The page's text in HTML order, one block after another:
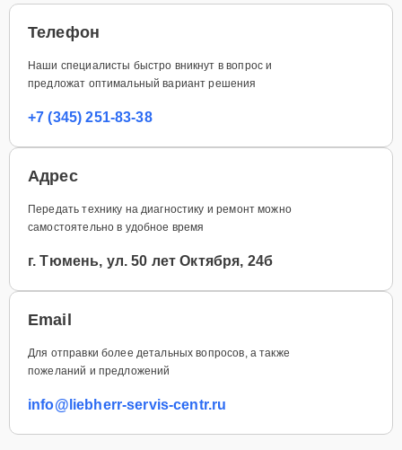
Телефон
Наши специалисты быстро вникнут в вопрос и
предложат оптимальный вариант решения
+7 (345) 251-83-38
Адрес
Передать технику на диагностику и ремонт можно
самостоятельно в удобное время
г. Тюмень, ул. 50 лет Октября, 24б
Email
Для отправки более детальных вопросов, а также
пожеланий и предложений
info@liebherr-servis-centr.ru